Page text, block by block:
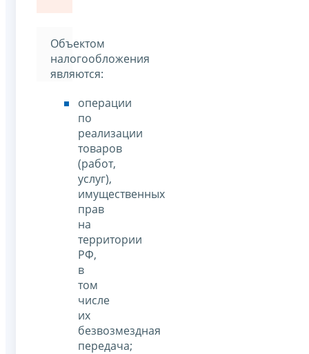
Объектом
налогообложения
являются:
операции
по
реализации
товаров
(работ,
услуг),
имущественных
прав
на
территории
РФ,
в
том
числе
их
безвозмездная
передача;